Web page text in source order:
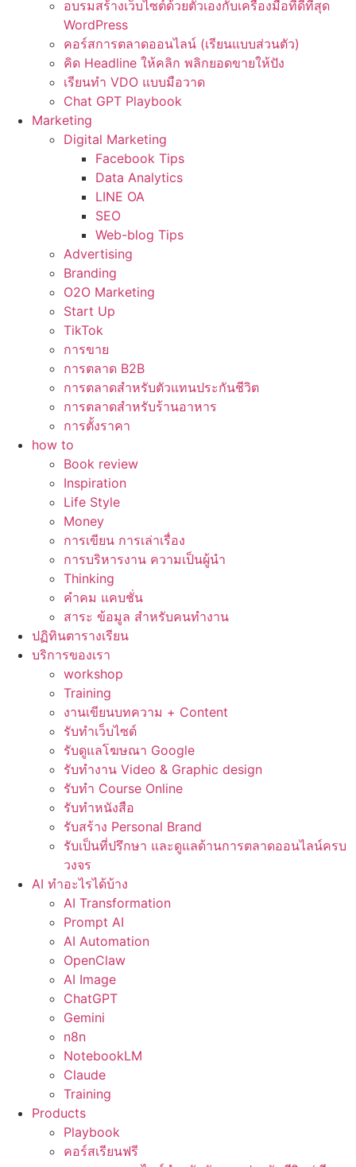
อบรมสร้างเว็บไซต์ด้วยตัวเองกับเครื่องมือที่ดีที่สุด
WordPress
คอร์สการตลาดออนไลน์ (เรียนแบบส่วนตัว)
คิด Headline ให้คลิก พลิกยอดขายให้ปัง
เรียนทำ VDO แบบมือวาด
Chat GPT Playbook
Marketing
Digital Marketing
Facebook Tips
Data Analytics
LINE OA
SEO
Web-blog Tips
Advertising
Branding
O2O Marketing
Start Up
TikTok
การขาย
การตลาด B2B
การตลาดสำหรับตัวแทนประกันชีวิต
การตลาดสำหรับร้านอาหาร
การตั้งราคา
how to
Book review
Inspiration
Life Style
Money
การเขียน การเล่าเรื่อง
การบริหารงาน ความเป็นผู้นำ
Thinking
คำคม แคบชั่น
สาระ ข้อมูล สำหรับคนทำงาน
ปฏิทินตารางเรียน
บริการของเรา
workshop
Training
งานเขียนบทความ + Content
รับทำเว็บไซต์
รับดูแลโฆษณา Google
รับทำงาน Video & Graphic design
รับทำ Course Online
รับทำหนังสือ
รับสร้าง Personal Brand
รับเป็นที่ปรึกษา และดูแลด้านการตลาดออนไลน์ครบ
วงจร
AI ทำอะไรได้บ้าง
AI Transformation
Prompt AI
AI Automation
OpenClaw
AI Image
ChatGPT
Gemini
n8n
NotebookLM
Claude
Training
Products
Playbook
คอร์สเรียนฟรี